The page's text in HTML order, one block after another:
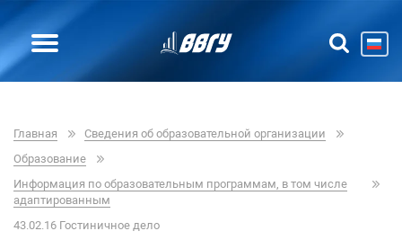
Главная
Сведения об образовательной организации
Образование
Информация по образовательным программам, в том числе
адаптированным
43.02.16 Гостиничное дело